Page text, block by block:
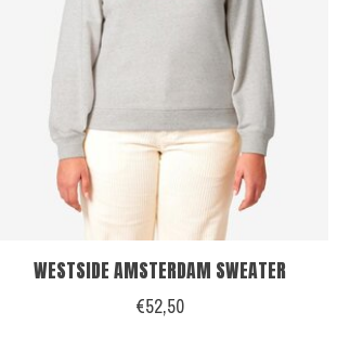
WESTSIDE AMSTERDAM SWEATER
€52,50